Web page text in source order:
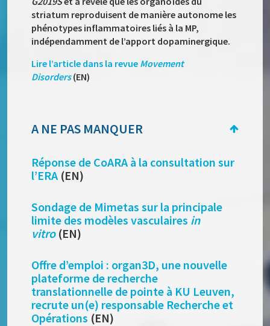
striatum reproduisent de manière autonome les
phénotypes inflammatoires liés à la MP,
indépendamment de l’apport dopaminergique.
Lire l’article dans la revue Movement
Disorders(EN)
A NE PAS MANQUER
Réponse de CoARA à la consultation sur
l’ERA (EN)
Sondage de Mimetas sur la principale
limite des modèles vasculaires in
vitro (EN)
Offre d’emploi : organ3D, une nouvelle
plateforme de recherche
translationnelle de pointe à KU Leuven,
recrute un(e) responsable Recherche et
Opérations (EN)